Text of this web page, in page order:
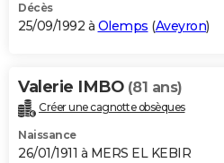
Décès
25/09/1992 à Olemps (Aveyron)
Valerie IMBO (81 ans)
Créer une cagnotte obsèques
Naissance
26/01/1911 à MERS EL KEBIR